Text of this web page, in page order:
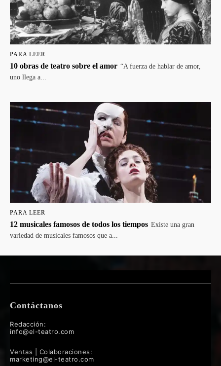
PARA LEER
10 obras de teatro sobre el amor “A fuerza de hablar de amor,
uno llega a...
PARA LEER
12 musicales famosos de todos los tiempos Existe una gran
variedad de musicales famosos que a...
Contáctanos
Redacción:
info@el-teatro.com
Ventas | Colaboraciones:
marketing@el-teatro.com